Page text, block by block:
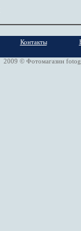
Контакты
2009 © Фотомагазин